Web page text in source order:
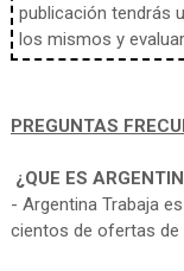
publicación tendrás
los mismos y
PREGUNTAS
¿QUE ES
- Argentina Trabaja
cientos de ofertas de